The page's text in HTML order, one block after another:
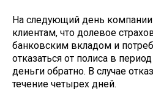
На следующий день
клиентам, что долевое
банковским вкладом и
отказаться от полиса в
деньги обратно. В случае
течение четырех дней.